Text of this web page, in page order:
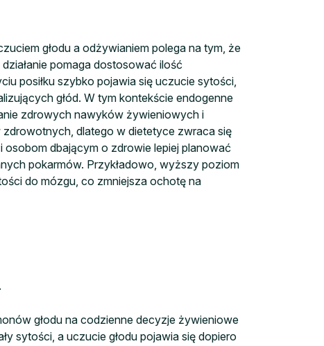
głodu a odżywianiem polega na tym, że
pomaga dostosować ilość
posiłku szybko pojawia się uczucie sytości,
głód. W tym kontekście endogenne
zdrowych nawyków żywieniowych i
dlatego w dietetyce zwraca się
osobom dbającym o zdrowie lepiej planować
pokarmów. Przykładowo, wyższy poziom
do mózgu, co zmniejsza ochotę na
głodu na codzienne decyzje żywieniowe
sytości, a uczucie głodu pojawia się dopiero